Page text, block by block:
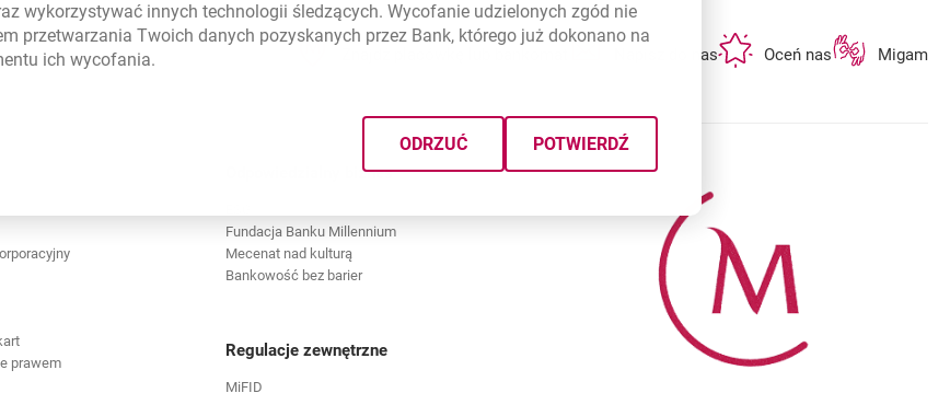
otwiera się w nowej karcie
Napisz do nasotwiera się w nowej karcie
Oceń nasotwiera się w
Migam
prawem
Odpowiedzialny biznes
Fundacja Banku Millennium
Mecenat nad kulturą
Bankowość bez barier
Regulacje zewnętrzne
MiFID
wykorzystywać innych technologii śledzących. Wycofanie udzielonych zgód nie
przetwarzania Twoich danych pozyskanych przez Bank, którego już dokonano na
ich wycofania.
PLIKÓW
ODRZUĆ POTWIERDŹ